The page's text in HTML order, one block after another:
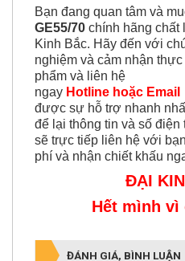
của khớp nối GE khác tại
Bạn đang quan tâm và
GE55/70chính hãng chất
Kinh Bắc. Hãy đến với
nghiệm và cảm nhận
phẩm và liên hệ
ngay Hotline hoặc Email
được sự hỗ trợ nhanh
để lại thông tin và số điện
sẽ trực tiếp liên hệ với
phí và nhận chiết khấu
ĐẠI